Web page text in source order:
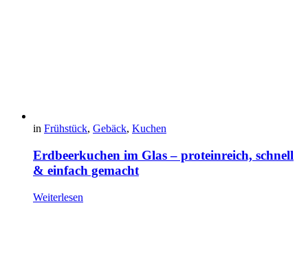
in Frühstück, Gebäck, Kuchen
Erdbeerkuchen im Glas – proteinreich, schnell
& einfach gemacht
Weiterlesen